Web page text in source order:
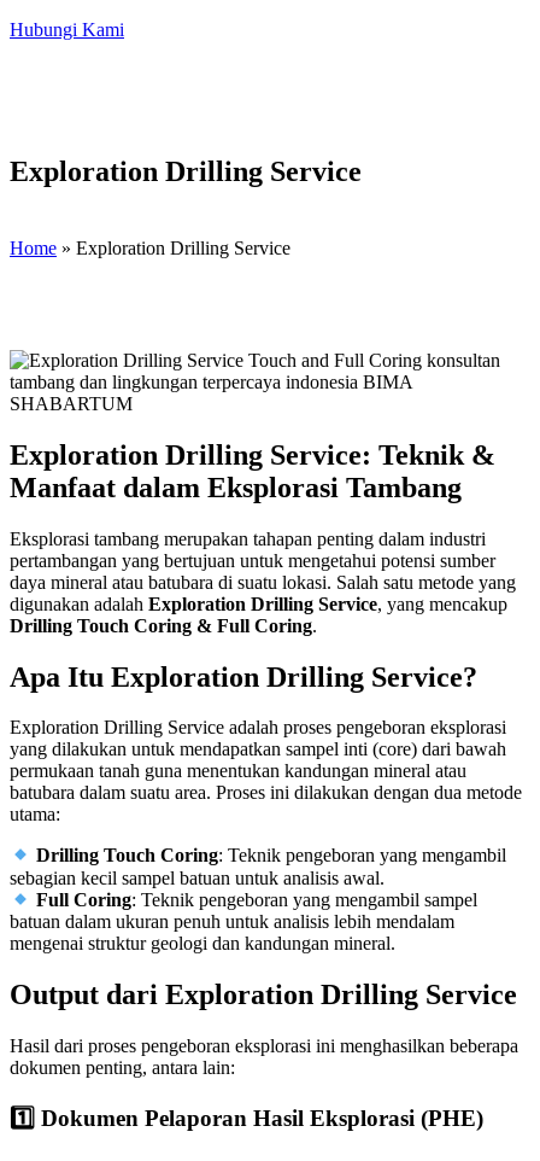
Hubungi Kami
Home » Exploration Drilling Service
Exploration Drilling Service
Exploration Drilling Service: Teknik &
Manfaat dalam Eksplorasi Tambang
Eksplorasi tambang merupakan tahapan penting dalam industri
pertambangan yang bertujuan untuk mengetahui potensi sumber
daya mineral atau batubara di suatu lokasi. Salah satu metode yang
digunakan adalah Exploration Drilling Service, yang mencakup
Drilling Touch Coring & Full Coring.
Apa Itu Exploration Drilling Service?
Exploration Drilling Service adalah proses pengeboran eksplorasi
yang dilakukan untuk mendapatkan sampel inti (core) dari bawah
permukaan tanah guna menentukan kandungan mineral atau
batubara dalam suatu area. Proses ini dilakukan dengan dua metode
utama:
Drilling Touch Coring: Teknik pengeboran yang mengambil
sebagian kecil sampel batuan untuk analisis awal.
Full Coring: Teknik pengeboran yang mengambil sampel
batuan dalam ukuran penuh untuk analisis lebih mendalam
mengenai struktur geologi dan kandungan mineral.
Output dari Exploration Drilling Service
Hasil dari proses pengeboran eksplorasi ini menghasilkan beberapa
dokumen penting, antara lain:
1️ Dokumen Pelaporan Hasil Eksplorasi (PHE)